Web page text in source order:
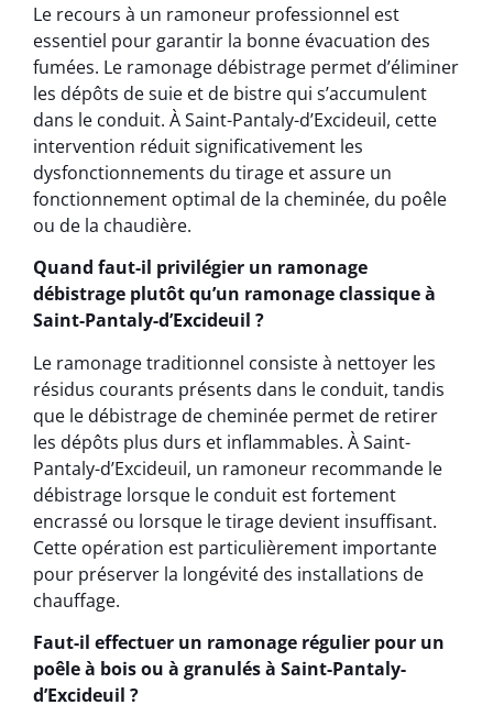
Le recours à un ramoneur professionnel est
essentiel pour garantir la bonne évacuation des
fumées. Le ramonage débistrage permet d’éliminer
les dépôts de suie et de bistre qui s’accumulent
dans le conduit. À Saint-Pantaly-d’Excideuil, cette
intervention réduit significativement les
dysfonctionnements du tirage et assure un
fonctionnement optimal de la cheminée, du poêle
ou de la chaudière.
Quand faut-il privilégier un ramonage
débistrage plutôt qu’un ramonage classique à
Saint-Pantaly-d’Excideuil ?
Le ramonage traditionnel consiste à nettoyer les
résidus courants présents dans le conduit, tandis
que le débistrage de cheminée permet de retirer
les dépôts plus durs et inflammables. À Saint-
Pantaly-d’Excideuil, un ramoneur recommande le
débistrage lorsque le conduit est fortement
encrassé ou lorsque le tirage devient insuffisant.
Cette opération est particulièrement importante
pour préserver la longévité des installations de
chauffage.
Faut-il effectuer un ramonage régulier pour un
poêle à bois ou à granulés à Saint-Pantaly-
d’Excideuil ?